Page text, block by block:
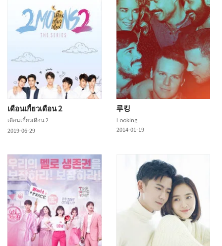
เดือนเกี้ยวเดือน 2
เดือนเกี้ยวเดือน 2
2019-06-29
루킹
Looking
2014-01-19